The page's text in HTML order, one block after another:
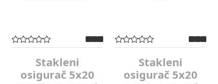
Stakleni
osigurač 5x20
Stakleni
osigurač 5x20